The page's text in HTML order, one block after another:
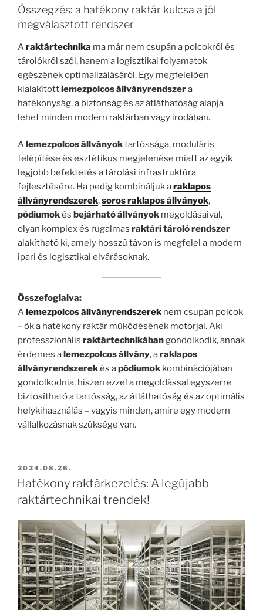
Összegzés: a hatékony raktár kulcsa a jól
megválasztott rendszer
Araktártechnika ma már nem csupán a polcokról és
tárolókról szól, hanem a logisztikai folyamatok
egészének optimalizálásáról. Egy megfelelően
kialakítottlemezpolcos állványrendszera
hatékonyság, a biztonság és az átláthatóság alapja
lehet minden modern raktárban vagy irodában.
A lemezpolcos állványoktartóssága, moduláris
felépítése és esztétikus megjelenése miatt az egyik
legjobb befektetés a tárolási infrastruktúra
fejlesztésére. Ha pedig kombináljuk araklapos
állványrendszerek,soros raklapos állványok,
pódiumokés bejárható állványok megoldásaival,
olyan komplex és rugalmas raktári tároló rendszer
alakítható ki, amely hosszú távon is megfelel a modern
ipari és logisztikai elvárásoknak.
Összefoglalva:
A lemezpolcos állványrendszerek nem csupán polcok
– ők a hatékony raktár működésének motorjai. Aki
professzionális raktártechnikábangondolkodik, annak
érdemes a lemezpolcos állvány, araklapos
állványrendszerekés apódiumok kombinációjában
gondolkodnia, hiszen ezzel a megoldással egyszerre
biztosítható a tartósság, az átláthatóság és az optimális
helykihasználás – vagyis minden, amire egy modern
vállalkozásnak szüksége van.
BEKÜLDVE:
2024.08.26.
Hatékony raktárkezelés: A legújabb
raktártechnikai trendek!